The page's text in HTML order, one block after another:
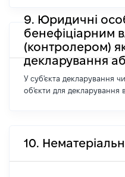
9. Юридичні
бенефіціарним
(контролером)
декларування
У суб'єкта декларування чи
об'єкти для декларування
10.